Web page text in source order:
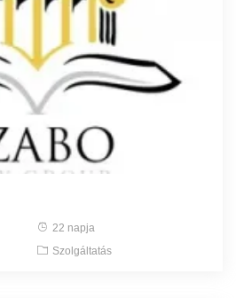
22 napja
Szolgáltatás